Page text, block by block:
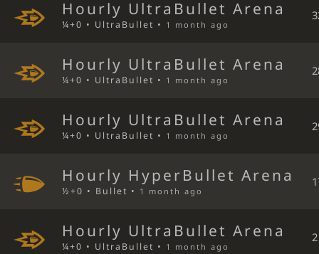
Hourly UltraBullet Arena
¼+0 • UltraBullet • 1 month ago
Hourly UltraBullet Arena
¼+0 • UltraBullet • 1 month ago
Hourly UltraBullet Arena
¼+0 • UltraBullet • 1 month ago
Hourly HyperBullet Arena
½+0 • Bullet • 1 month ago
Hourly UltraBullet Arena
¼+0 • UltraBullet • 1 month ago
2